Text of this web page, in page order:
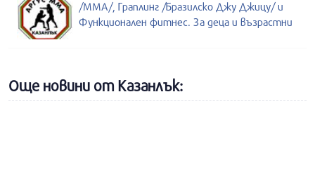
/MMA/, Граплинг /Бразилско Джу Джицу/ и
Функционален фитнес. За деца и възрастни
Още новини от Казанлък: